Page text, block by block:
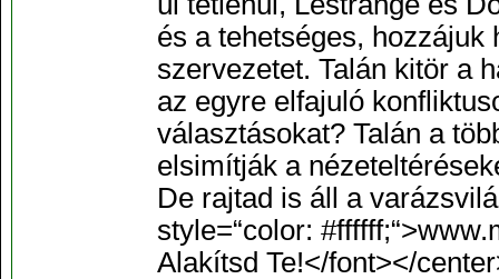
és a tehetséges,
szervezetet. Talán kitör a
az egyre elfajuló
választásokat? Talán a
elsimítják a
De rajtad is áll a
style=“color:
Alakítsd Te!</font></